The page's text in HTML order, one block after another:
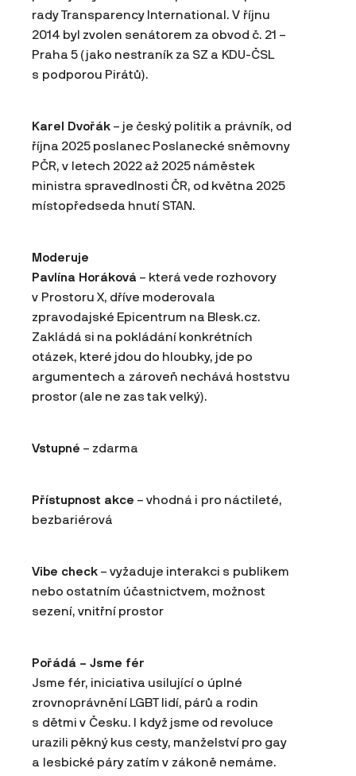
rady Transparency International. V říjnu
2014 byl zvolen senátorem za obvod č. 21 –
Praha 5 (jako nestraník za SZ a KDU-ČSL
s podporou Pirátů).
Karel Dvořák – je český politik a právník, od
října 2025 poslanec Poslanecké sněmovny
PČR, v letech 2022 až 2025 náměstek
ministra spravedlnosti ČR, od května 2025
místopředseda hnutí STAN.
Moderuje
Pavlína Horáková – která vede rozhovory
v Prostoru X, dříve moderovala
zpravodajské Epicentrum na Blesk.cz.
Zakládá si na pokládání konkrétních
otázek, které jdou do hloubky, jde po
argumentech a zároveň nechává hoststvu
prostor (ale ne zas tak velký).
Vstupné – zdarma
Přístupnost akce – vhodná i pro náctileté,
bezbariérová
Vibe check – vyžaduje interakci s publikem
nebo ostatním účastnictvem, možnost
sezení, vnitřní prostor
Pořádá – Jsme fér
Jsme fér, iniciativa usilující o úplné
zrovnoprávnění LGBT lidí, párů a rodin
s dětmi v Česku. I když jsme od revoluce
urazili pěkný kus cesty, manželství pro gay
a lesbické páry zatím v zákoně nemáme.